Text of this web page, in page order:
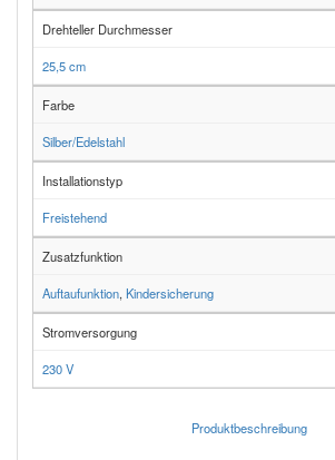
Drehteller Durchmesser
25,5 cm
Farbe
Silber/Edelstahl
Installationstyp
Freistehend
Zusatzfunktion
Auftaufunktion, Kindersicherung
Stromversorgung
230 V
Produktbeschreibung